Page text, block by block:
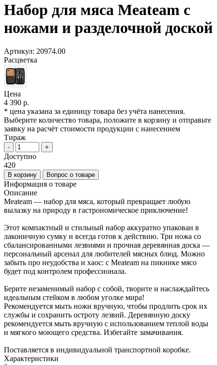
Набор для мяса Meateam с
ножами и разделочной доской
Артикул: 20974.00
Расцветка
Цена
4 390 р.
* цена указана за единицу товара без учёта нанесения.
Выберите количество товара, положите в корзину и отправьте
заявку на расчёт стоимости продукции с нанесением
Тираж
- +
Доступно
420
В корзину Вопрос о товаре
Информация о товаре
Описание
Meateam — набор для мяса, который превращает любую
вылазку на природу в гастрономическое приключение!
Этот компактный и стильный набор аккуратно упакован в
лаконичную сумку и всегда готов к действию. Три ножа со
сбалансированными лезвиями и прочная деревянная доска —
персональный арсенал для любителей мясных блюд. Можно
забыть про неудобства и хаос: с Meateam на пикнике мясо
будет под контролем профессионала.
Берите незаменимый набор с собой, творите и наслаждайтесь
идеальным стейком в любом уголке мира!
Рекомендуется мыть ножи вручную, чтобы продлить срок их
службы и сохранить остроту лезвий. Деревянную доску
рекомендуется мыть вручную с использованием теплой воды
и мягкого моющего средства. Избегайте замачивания.
Поставляется в индивидуальной транспортной коробке.
Характеристики